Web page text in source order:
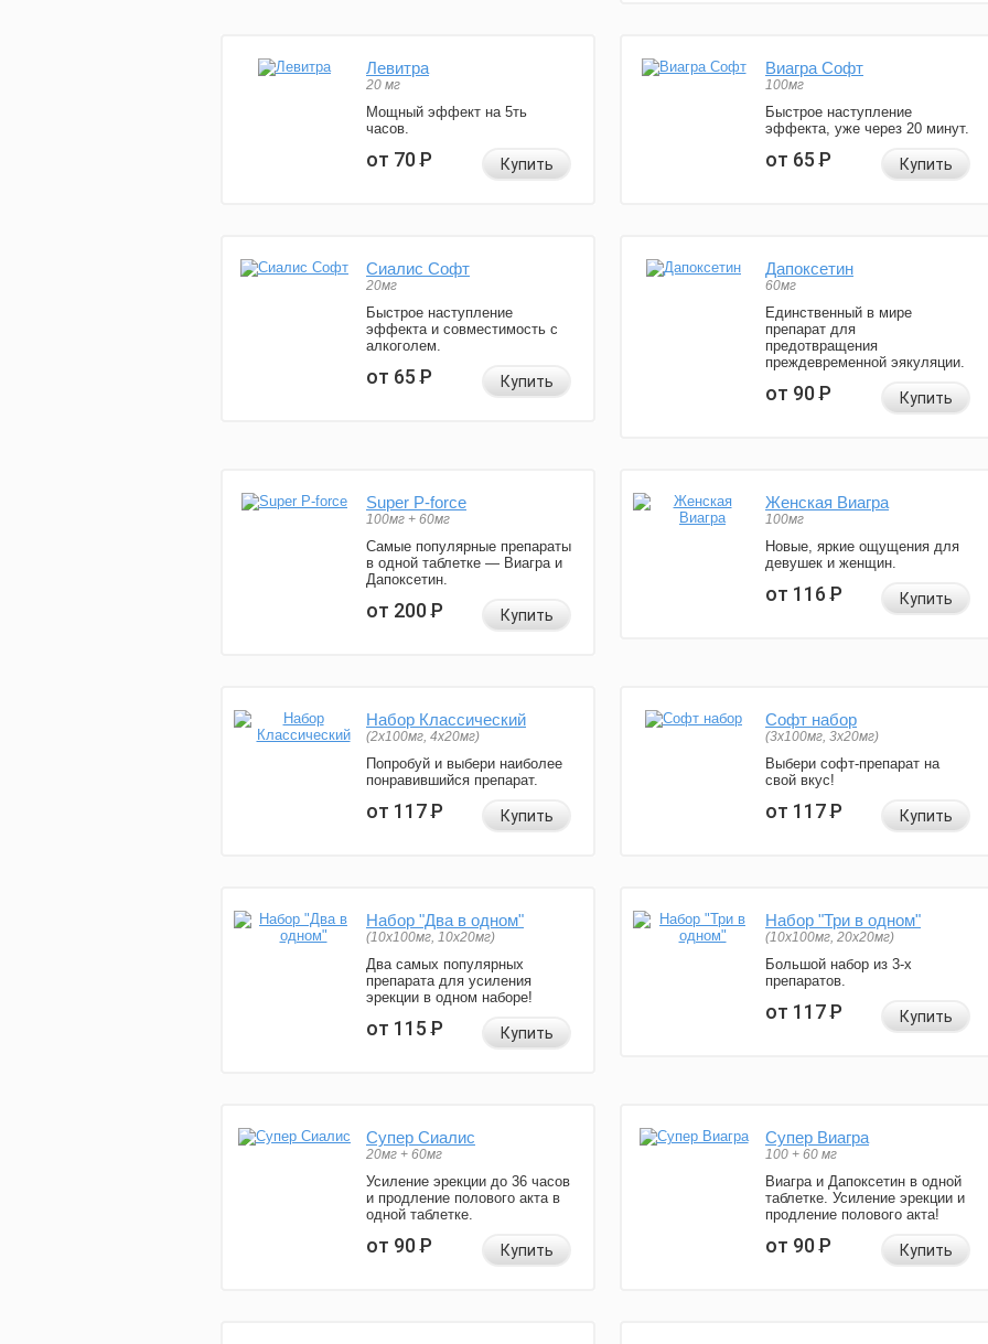
Левитра
20 мг
Мощный эффект на 5ть
часов.
от 70Р Купить
Виагра Софт
100мг
Быстрое наступление
эффекта, уже через 20 минут.
от 65Р Купить
Сиалис Софт
20мг
Быстрое наступление
эффекта и совместимость с
алкоголем.
от 65Р Купить
Дапоксетин
60мг
Единственный в мире
препарат для
предотвращения
преждевременной эякуляции.
от 90Р Купить
Super P-force
100мг + 60мг
Самые популярные препараты
в одной таблетке — Виагра и
Дапоксетин.
от 200Р Купить
Женская Виагра
100мг
Новые, яркие ощущения для
девушек и женщин.
от 116Р Купить
Набор Классический
(2x100мг, 4x20мг)
Попробуй и выбери наиболее
понравившийся препарат.
от 117Р Купить
Софт набор
(3x100мг, 3x20мг)
Выбери софт-препарат на
свой вкус!
от 117Р Купить
Набор "Два в одном"
(10x100мг, 10x20мг)
Два самых популярных
препарата для усиления
эрекции в одном наборе!
от 115Р Купить
Набор "Три в одном"
(10x100мг, 20x20мг)
Большой набор из 3-х
препаратов.
от 117Р Купить
Супер Сиалис
20мг + 60мг
Усиление эрекции до 36 часов
и продление полового акта в
одной таблетке.
от 90Р Купить
Супер Виагра
100 + 60 мг
Виагра и Дапоксетин в одной
таблетке. Усиление эрекции и
продление полового акта!
от 90Р Купить